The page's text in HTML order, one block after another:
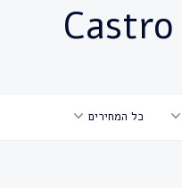
כל המחירים